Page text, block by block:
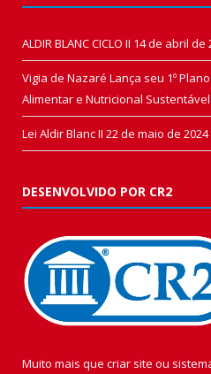
ALDIR BLANC CICLO II 14 de abril de
Vigia de Nazaré Lança seu 1º
Alimentar e Nutricional Sustentável
Lei Aldir Blanc II 22 de maio de 2024
DESENVOLVIDO POR CR2
Muito mais que criar site ou